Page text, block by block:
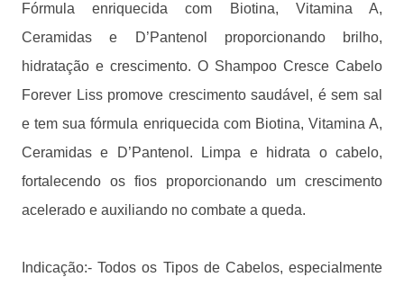
Fórmula enriquecida com Biotina, Vitamina A,
Ceramidas e D’Pantenol proporcionando brilho,
hidratação e crescimento. O Shampoo Cresce Cabelo
Forever Liss promove crescimento saudável, é sem sal
e tem sua fórmula enriquecida com Biotina, Vitamina A,
Ceramidas e D’Pantenol. Limpa e hidrata o cabelo,
fortalecendo os fios proporcionando um crescimento
acelerado e auxiliando no combate a queda.
Indicação:- Todos os Tipos de Cabelos, especialmente